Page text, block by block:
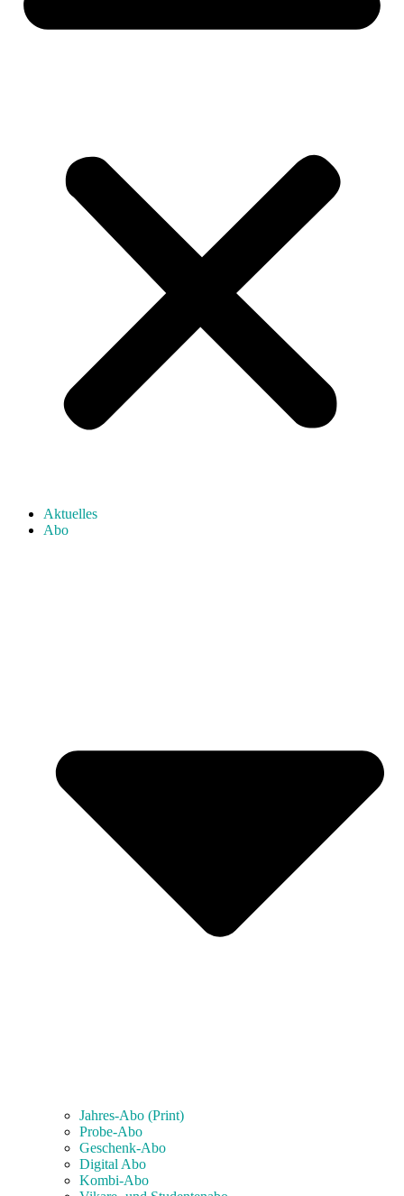
Aktuelles
Abo
Jahres-Abo (Print)
Probe-Abo
Geschenk-Abo
Digital Abo
Kombi-Abo